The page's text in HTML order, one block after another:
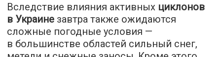
Вследствие влияния активных циклонов
в Украине завтра также ожидаются
сложные погодные условия —
в большинстве областей сильный снег,